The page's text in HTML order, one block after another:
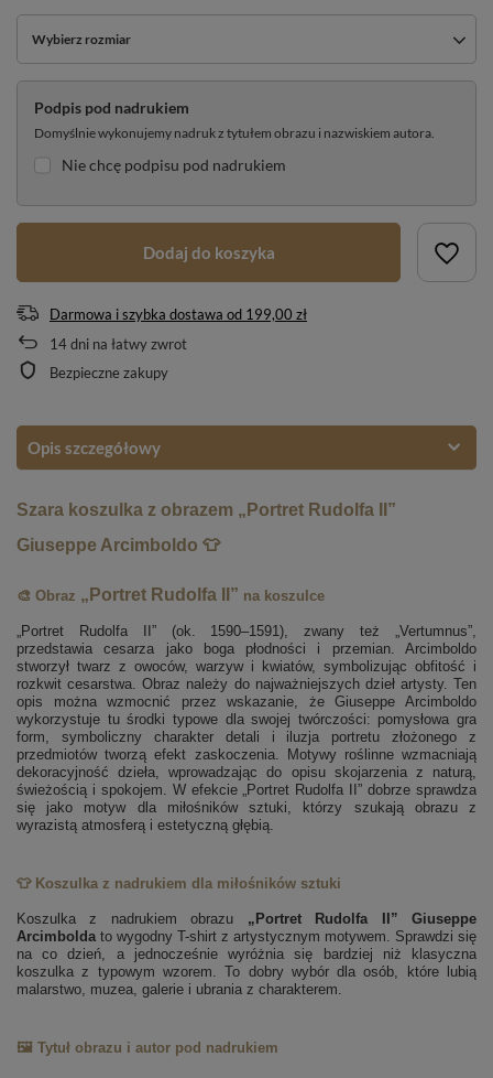
Wybierz rozmiar
Podpis pod nadrukiem
Domyślnie wykonujemy nadruk z tytułem obrazu i nazwiskiem autora.
Nie chcę podpisu pod nadrukiem
Dodaj do koszyka
Darmowa i szybka dostawa od 199,00 zł
14dni na łatwy zwrot
Bezpieczne zakupy
Opis szczegółowy
Szara koszulka z obrazem „Portret Rudolfa II”
Giuseppe Arcimboldo 👕
🎨 Obraz „Portret Rudolfa II” na koszulce
„Portret Rudolfa II” (ok. 1590–1591), zwany też „Vertumnus”,
przedstawia cesarza jako boga płodności i przemian. Arcimboldo
stworzył twarz z owoców, warzyw i kwiatów, symbolizując obfitość i
rozkwit cesarstwa. Obraz należy do najważniejszych dzieł artysty. Ten
opis można wzmocnić przez wskazanie, że Giuseppe Arcimboldo
wykorzystuje tu środki typowe dla swojej twórczości: pomysłowa gra
form, symboliczny charakter detali i iluzja portretu złożonego z
przedmiotów tworzą efekt zaskoczenia. Motywy roślinne wzmacniają
dekoracyjność dzieła, wprowadzając do opisu skojarzenia z naturą,
świeżością i spokojem. W efekcie „Portret Rudolfa II” dobrze sprawdza
się jako motyw dla miłośników sztuki, którzy szukają obrazu z
wyrazistą atmosferą i estetyczną głębią.
👕 Koszulka z nadrukiem dla miłośników sztuki
Koszulka z nadrukiem obrazu „Portret Rudolfa II” Giuseppe
Arcimboldato wygodny T-shirt z artystycznym motywem. Sprawdzi się
na co dzień, a jednocześnie wyróżnia się bardziej niż klasyczna
koszulka z typowym wzorem. To dobry wybór dla osób, które lubią
malarstwo, muzea, galerie i ubrania z charakterem.
🖼️ Tytuł obrazu i autor pod nadrukiem